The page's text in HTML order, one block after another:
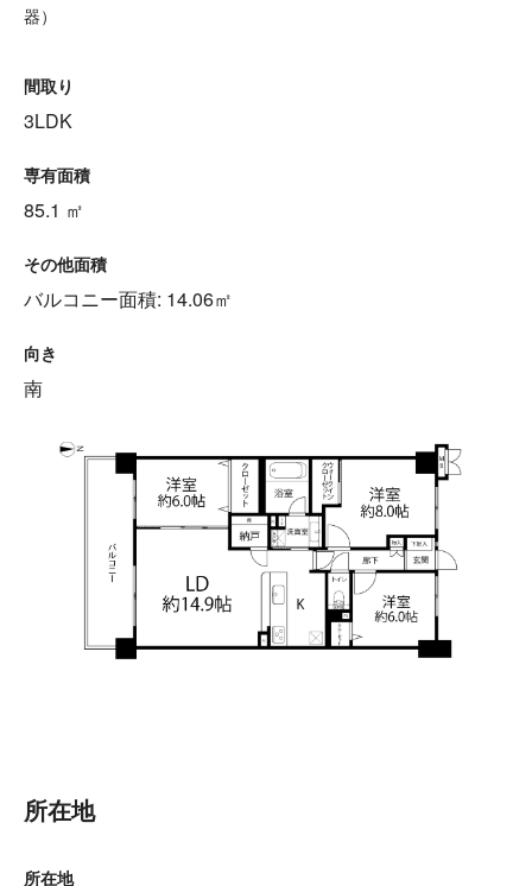
器）
間取り
3LDK
専有面積
85.1 ㎡
その他面積
バルコニー面積: 14.06㎡
向き
南
所在地
所在地